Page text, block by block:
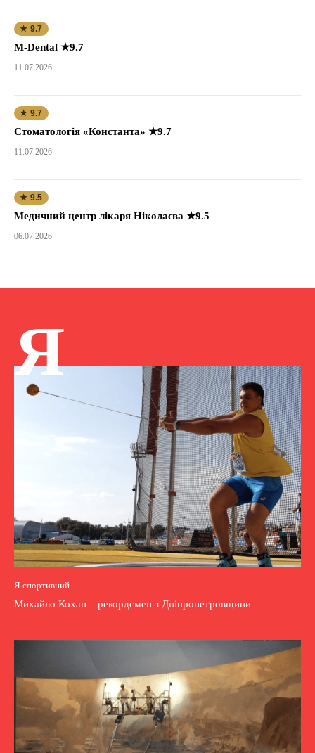
★ 9.7
M-Dental ★9.7
11.07.2026
★ 9.7
Стоматологія «Константа» ★9.7
11.07.2026
★ 9.5
Медичний центр лікаря Ніколаєва ★9.5
06.07.2026
Я
Я спортивний
Михайло Кохан – рекордсмен з Дніпропетровщини